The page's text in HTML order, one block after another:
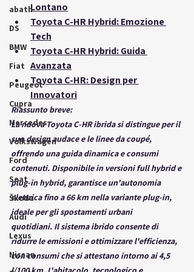
abath
DS
BMW
Fiat
Peugeot
Cupra
Mercedes
Volkswagen
Ford
Seat
Škoda
Audi
Lexus
Nissan
Lontano
Toyota C-HR Hybrid: Emozione
Tech
Toyota C-HR Hybrid: Guida
Avanzata
Toyota C-HR: Design per
Innovatori
Riassunto breve:
La nuova Toyota C-HR ibrida si distingue per il
suo design audace e le linee da coupé,
offrendo una guida dinamica e consumi
contenuti. Disponibile in versioni full hybrid e
plug-in hybrid, garantisce un'autonomia
elettrica fino a 66 km nella variante plug-in,
ideale per gli spostamenti urbani
quotidiani. Il sistema ibrido consente di
ridurre le emissioni e ottimizzare l'efficienza,
con consumi che si attestano intorno ai 4,5